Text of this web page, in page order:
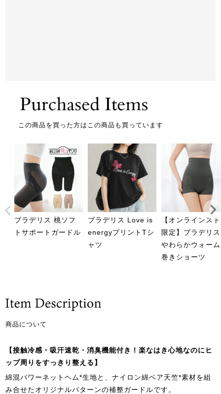
この商品を買った方はこの商品も買っています
ブラデリス 桃ソフ
トサポートガードル
ブラデリス Love is
energyプリントTシ
ャツ
【オンラインス
限定】ブラデリス
やわらかウォー
巻きショーツ
商品について
【接触冷感・吸汗速乾・消臭機能付き！楽なはき心地なのにヒ
ップ周りをすっきり整える】
綿混パワーネットヘム*生地と、ナイロン綿ベア天竺*素材を組
み合せたオリジナルパターンの補整ガードルです。